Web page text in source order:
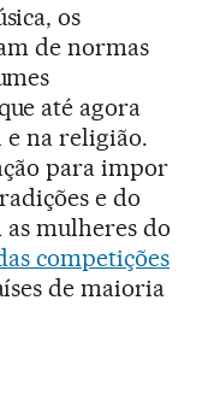
os
de normas
até agora
na religião.
para impor
e do
mulheres do
competições
de maioria